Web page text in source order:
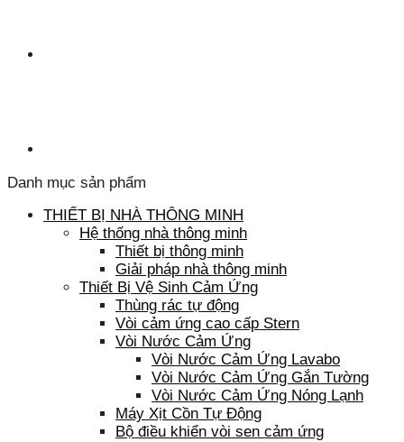
Danh mục sản phẩm
THIẾT BỊ NHÀ THÔNG MINH
Hệ thống nhà thông minh
Thiết bị thông minh
Giải pháp nhà thông minh
Thiết Bị Vệ Sinh Cảm Ứng
Thùng rác tự động
Vòi cảm ứng cao cấp Stern
Vòi Nước Cảm Ứng
Vòi Nước Cảm Ứng Lavabo
Vòi Nước Cảm Ứng Gắn Tường
Vòi Nước Cảm Ứng Nóng Lạnh
Máy Xịt Cồn Tự Động
Bộ điều khiển vòi sen cảm ứng